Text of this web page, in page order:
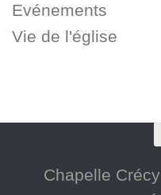
Evénements
Vie de l'église
Chapelle